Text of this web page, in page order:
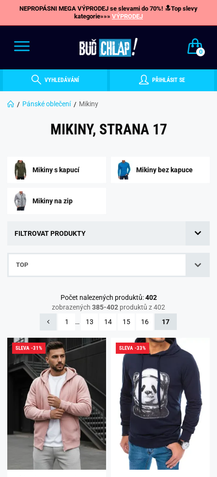
NEPROPÁSNI MEGA VÝPRODEJ se slevami do 70%! 🔝Top slevy
kategorie»»» VÝPRODEJ
0
VYHLEDÁVÁNÍ PŘIHLÁSIT SE
Pánské oblečení Mikiny
MIKINY, STRANA 17
Mikiny s kapucí Mikiny bez kapuce
Mikiny na zip
FILTROVAT PRODUKTY
TOP
Počet nalezených produktů:402
zobrazených 385-402produktů z 402
1
… 13 14 15 16 17
SLEVA -31% SLEVA -33%